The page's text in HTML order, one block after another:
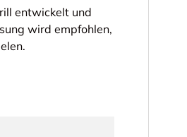
entwickelt und
wird empfohlen,